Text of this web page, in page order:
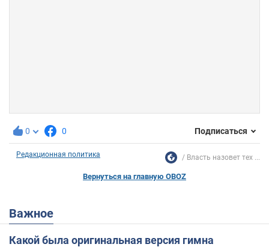
0 0 Подписаться
Редакционная политика Власть назовет тех ...
Вернуться на главную OBOZ
Важное
Какой была оригинальная версия гимна